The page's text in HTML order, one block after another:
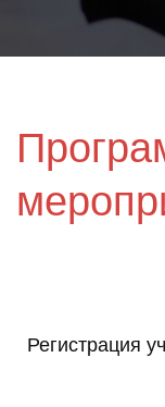
Регистрация